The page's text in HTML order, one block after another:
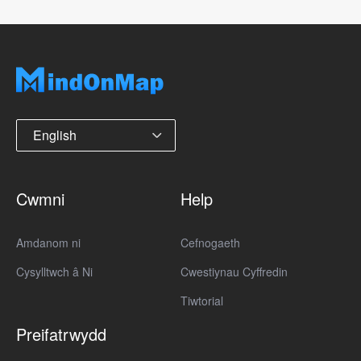
English
Cwmni
Amdanom ni
Cysylltwch â Ni
Help
Cefnogaeth
Cwestiynau Cyffredin
Tiwtorial
Preifatrwydd